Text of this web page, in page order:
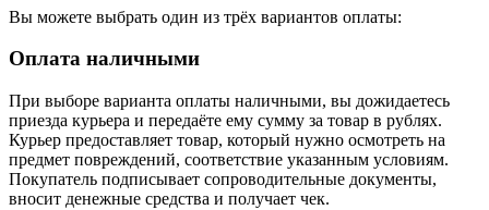
Вы можете выбрать один из трёх вариантов оплаты:
Оплата наличными
При выборе варианта оплаты наличными, вы дожидаетесь
приезда курьера и передаёте ему сумму за товар в рублях.
Курьер предоставляет товар, который нужно осмотреть на
предмет повреждений, соответствие указанным условиям.
Покупатель подписывает сопроводительные документы,
вносит денежные средства и получает чек.